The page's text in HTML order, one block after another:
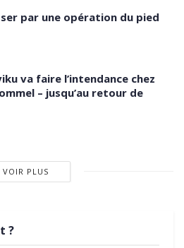
par une opération du pied
va faire l’intendance chez
– jusqu’au retour de
VOIR PLUS
?